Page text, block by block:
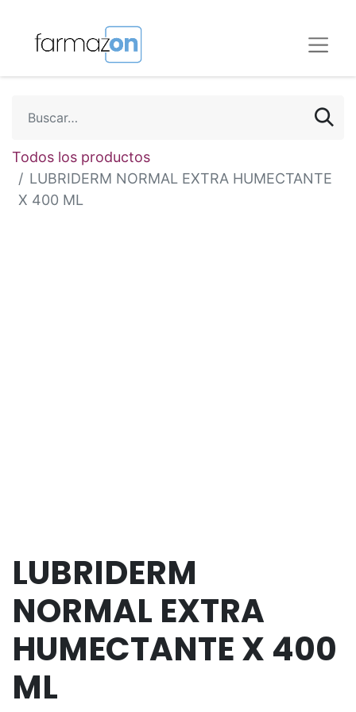
Todos los productos
LUBRIDERM NORMAL EXTRA HUMECTANTE
X 400 ML
LUBRIDERM
NORMAL EXTRA
HUMECTANTE X 400
ML